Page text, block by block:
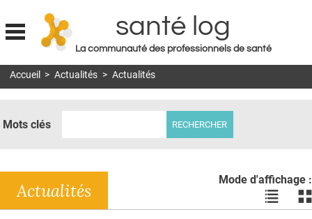
Jump to navigation
santé log
La communauté des professionnels de santé
MON COMPTE
DOSSIERS
RÉSEAUX
Accueil > Actualités > Actualités
Mots clés
Mode d'affichage :
Voir
les
les
Actualités